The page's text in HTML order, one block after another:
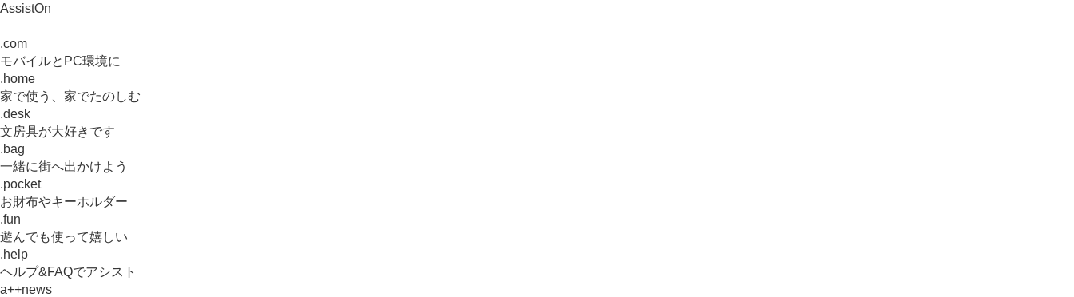
AssistOn
.com
モバイルとPC環境に
.home
家で使う、家でたのしむ
.desk
文房具が大好きです
.bag
一緒に街へ出かけよう
.pocket
お財布やキーホルダー
.fun
遊んでも使って嬉しい
.help
ヘルプ&FAQでアシスト
a++news